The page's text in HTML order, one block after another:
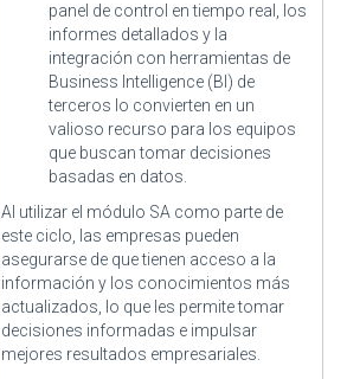
panel de control en tiempo real, los
informes detallados y la
integración con herramientas de
Business Intelligence (BI) de
terceros lo convierten en un
valioso recurso para los equipos
que buscan tomar decisiones
basadas en datos.
Al utilizar el módulo SA como parte de
este ciclo, las empresas pueden
asegurarse de que tienen acceso a la
información y los conocimientos más
actualizados, lo que les permite tomar
decisiones informadas e impulsar
mejores resultados empresariales.